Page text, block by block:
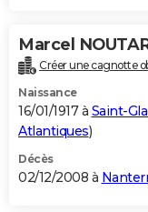
Marcel
Créer une cagnotte
Naissance
16/01/1917 à Saint-
Atlantiques)
Décès
02/12/2008 à